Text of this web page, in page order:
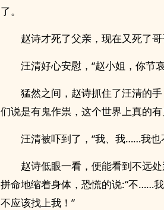
了。
赵诗才死了父亲，现在又死了
汪清好心安慰，“赵小姐，你节
猛然之间，赵诗抓住了汪清的
们说是有鬼作祟，这个世界上真的有
汪清被吓到了，“我、我……我也
赵诗低眼一看，便能看到不远
拼命地缩着身体，恐慌的说:“不……
不应该找上我！”